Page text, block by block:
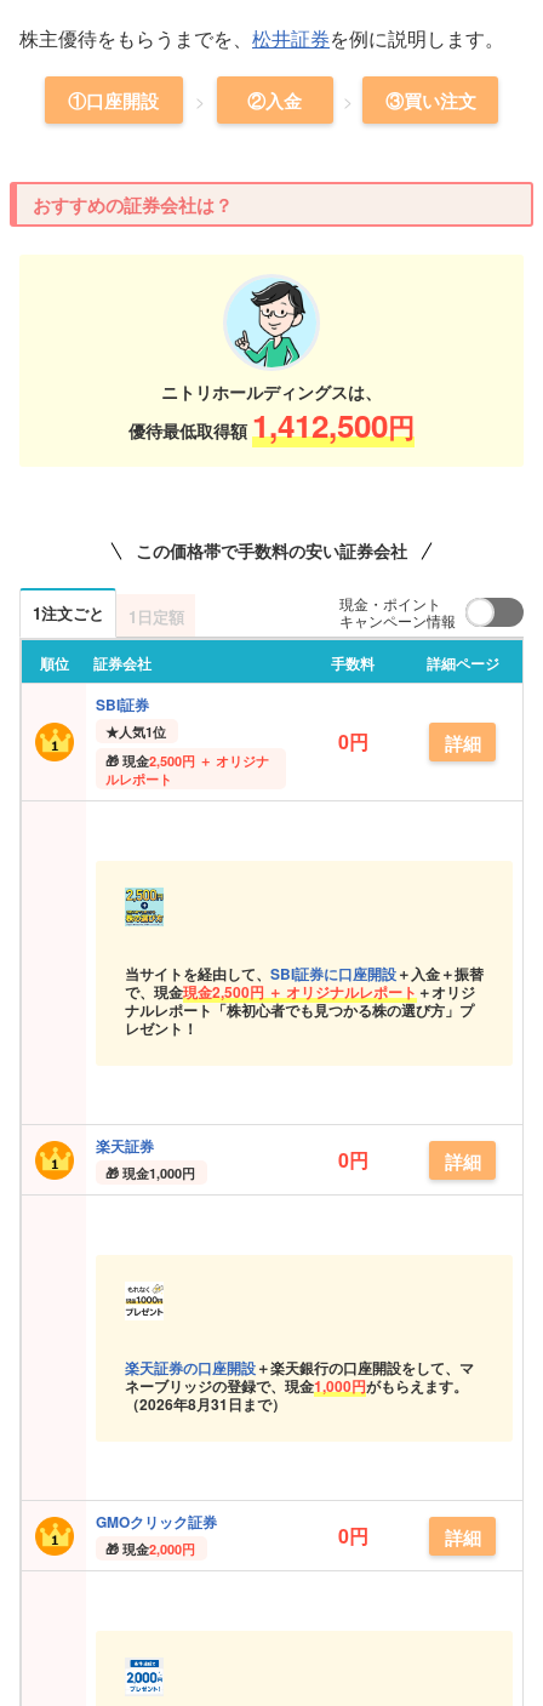
株主優待をもらうまでを、 松井証券を例に説明します。
①口座開設 ②入金 ③買い注文
おすすめの証券会社は？
ニトリホールディングスは、
優待最低取得額1,412,500円
この価格帯で手数料の安い証券会社
1注文ごと 1日定額
現金・ポイント
キャンペーン情報
順位 証券会社 手数料
詳細ページ
SBI証券
★人気1位
現金2,500円 ＋ オリジナ
ルレポート
0円 詳細
当サイトを経由して、 SBI証券に口座開設＋入金＋振替
で、現金現金2,500円 ＋ オリジナルレポート ＋オリジ
ナルレポート「株初心者でも見つかる株の選び方」プ
レゼント！
楽天証券
現金1,000円 0円 詳細
楽天証券の口座開設＋楽天銀行の口座開設をして、マ
ネーブリッジの登録で、現金1,000円がもらえます。
（2026年8月31日まで）
GMOクリック証券
現金2,000円 0円 詳細